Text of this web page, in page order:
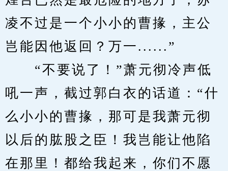
凌不过是一个小小的曹掾，主公
岂能因他返回？万一......”
“不要说了！”萧元彻冷声低
吼一声，截过郭白衣的话道：“什
么小小的曹掾，那可是我萧元彻
以后的肱股之臣！我岂能让他陷
在那里！都给我起来，你们不愿